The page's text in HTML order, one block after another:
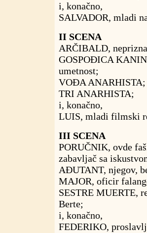
i, konačno,
SALVADOR, mladi
II SCENA
ARČIBALD,
GOSPOĐICA
umetnost;
VOĐA ANARHISTA;
TRI ANARHISTA;
i, konačno,
LUIS, mladi filmski
III SCENA
PORUČNIK, ovde
zabavljač sa
AĐUTANT, njegov,
MAJOR, oficir
SESTRE MUERTE,
Berte;
i, konačno,
FEDERIKO,